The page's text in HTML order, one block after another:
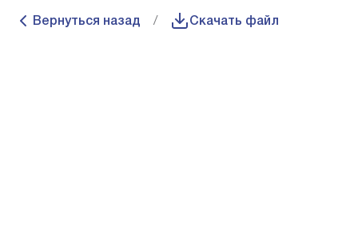
Вернуться назад Скачать файл